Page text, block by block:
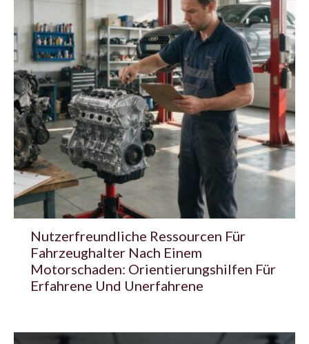
Nutzerfreundliche Ressourcen Für
Fahrzeughalter Nach Einem
Motorschaden: Orientierungshilfen Für
Erfahrene Und Unerfahrene